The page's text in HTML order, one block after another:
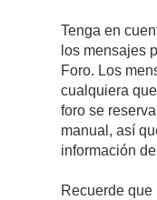
Tenga en
los mensajes
Foro. Los
cualquiera
foro se
manual, así
información
Recuerde